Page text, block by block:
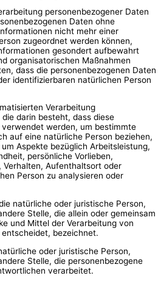
personenbezogener Daten
Daten ohne
nicht mehr einer
zugeordnet werden können,
gesondert aufbewahrt
organisatorischen Maßnahmen
dass die personenbezogenen Daten
identifizierbaren natürlichen Person
Verarbeitung
darin besteht, dass diese
werden, um bestimmte
auf eine natürliche Person beziehen,
Aspekte bezüglich Arbeitsleistung,
persönliche Vorlieben,
Verhalten, Aufenthaltsort oder
Person zu analysieren oder
natürliche oder juristische Person,
Stelle, die allein oder gemeinsam
und Mittel der Verarbeitung von
bezeichnet.
oder juristische Person,
Stelle, die personenbezogene
verarbeitet.